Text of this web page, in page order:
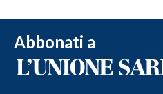
Abbonati a